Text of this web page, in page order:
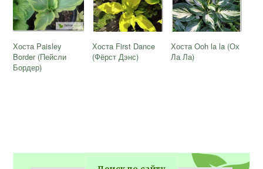
Хоста Paisley
Border (Пейсли
Бордер)
Хоста First Dance
(Фёрст Дэнс)
Хоста Ooh la la (Ох
Ла Ла)